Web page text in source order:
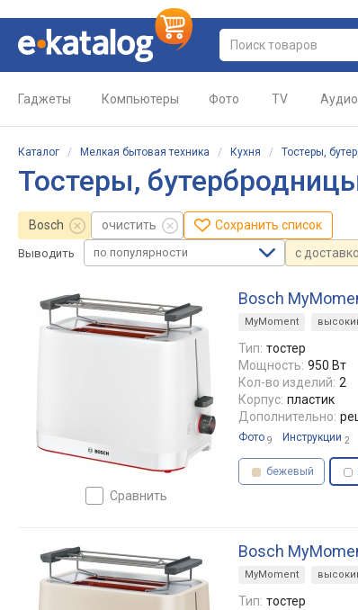
Гаджеты Компьютеры Фото TV Аудио
Каталог / Мелкая бытовая техника / Кухня / Тостеры,
Тостеры,
Bosch очистить Сохранить список
Выводить по популярности с
сравнить
Bosch
MyMoment
Тип: тостер
Мощность: 950 Вт
Кол-во изделий: 2
Корпус: пластик
Дополнительно:
Фото 9 Инструкции 2
бежевый
Bosch
MyMoment
Тип: тостер